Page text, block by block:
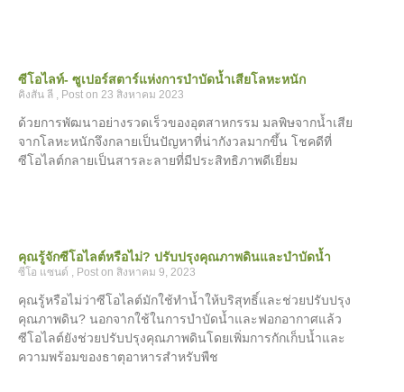
ซีโอไลท์- ซูเปอร์สตาร์แห่งการบำบัดน้ำเสียโลหะหนัก
คิงสัน ลี 23 สิงหาคม 2023
ด้วยการพัฒนาอย่างรวดเร็วของอุตสาหกรรม มลพิษจากน้ำเสีย
จากโลหะหนักจึงกลายเป็นปัญหาที่น่ากังวลมากขึ้น โชคดีที่
ซีโอไลต์กลายเป็นสารละลายที่มีประสิทธิภาพดีเยี่ยม
คุณรู้จักซีโอไลต์หรือไม่? ปรับปรุงคุณภาพดินและบำบัดน้ำ
ซีโอ แซนด์ สิงหาคม 9, 2023
คุณรู้หรือไม่ว่าซีโอไลต์มักใช้ทำน้ำให้บริสุทธิ์และช่วยปรับปรุง
คุณภาพดิน? นอกจากใช้ในการบำบัดน้ำและฟอกอากาศแล้ว
ซีโอไลต์ยังช่วยปรับปรุงคุณภาพดินโดยเพิ่มการกักเก็บน้ำและ
ความพร้อมของธาตุอาหารสำหรับพืช